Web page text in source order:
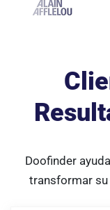
Doofinder
transformar su